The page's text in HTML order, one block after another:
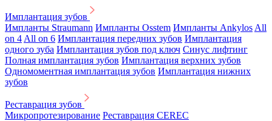
Имплантация зубов
Импланты Straumann Импланты Osstem Импланты Ankylos All
on 4 All on 6 Имплантация передних зубов Имплантация
одного зуба Имплантация зубов под ключ Синус лифтинг
Полная имплантация зубов Имплантация верхних зубов
Одномоментная имплантация зубов Имплантация нижних
зубов
Реставрация зубов
Микропротезирование Реставрация CEREC